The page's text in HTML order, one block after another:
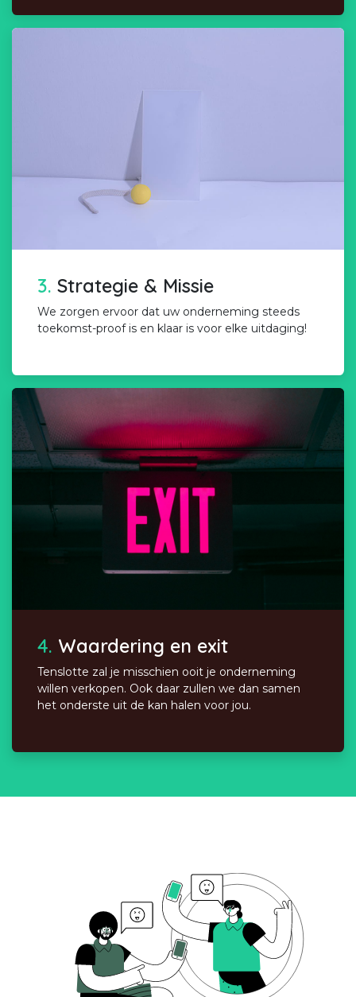
3. Strategie & Missie
We zorgen ervoor dat uw onderneming steeds
toekomst-proof is en klaar is voor elke uitdaging!
4. Waardering en exit
Tenslotte zal je misschien ooit je onderneming
willen verkopen. Ook daar zullen we dan samen
het onderste uit de kan halen voor jou.